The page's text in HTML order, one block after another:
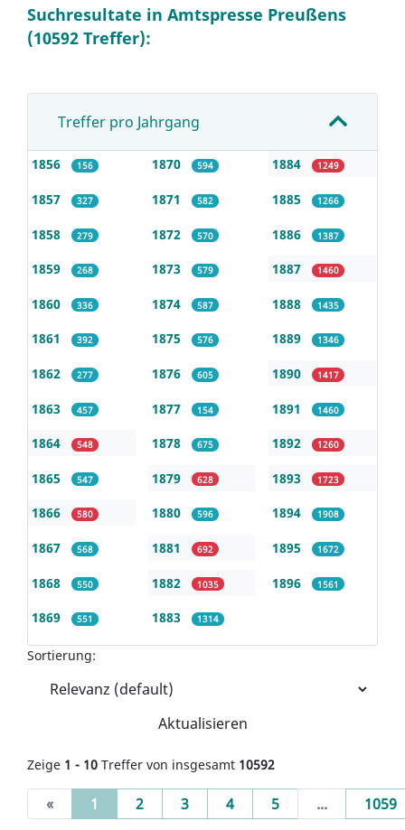
Suchresultate in Amtspresse Preußens
(10592 Treffer):
Treffer pro Jahrgang
1856 156
1857 327
1858 279
1859 268
1860 336
1861 392
1862 277
1863 457
1864 548
1865 547
1866 580
1867 568
1868 550
1869 551
1870 594
1871 582
1872 570
1873 579
1874 587
1875 576
1876 605
1877 154
1878 675
1879 628
1880 596
1881 692
1882 1035
1883 1314
1884 1249
1885 1266
1886 1387
1887 1460
1888 1435
1889 1346
1890 1417
1891 1460
1892 1260
1893 1723
1894 1908
1895 1672
1896 1561
Sortierung:
Aktualisieren
Zeige 1 - 10 Treffer von insgesamt 10592
« 1 (current)
2 3 4 5 ... 1059